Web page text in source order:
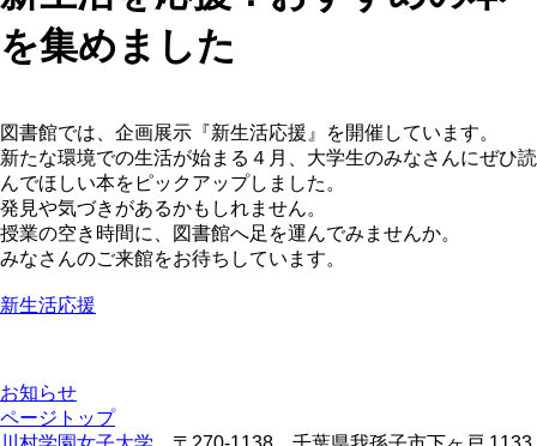
を集めました
図書館では、企画展示『新生活応援』を開催しています。
新たな環境での生活が始まる４月、大学生のみなさんにぜひ読
んでほしい本をピックアップしました。
発見や気づきがあるかもしれません。
授業の空き時間に、図書館へ足を運んでみませんか。
みなさんのご来館をお待ちしています。
新生活応援
お知らせ
ページトップ